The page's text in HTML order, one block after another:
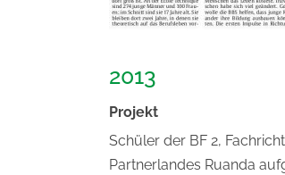
2013
Projekt
Schüler der BF 2,
Partnerlandes Ruanda